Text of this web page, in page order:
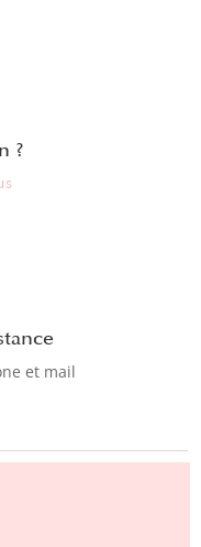
?
et mail